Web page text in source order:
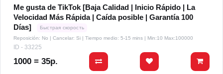
Me gusta de TikTok [Baja Calidad | Inicio Rápido | La
Velocidad Más Rápida | Caída posible | Garantía 100
Días]
Быстрая скорость
Reposición: No | Cancelar: Si | Tiempo medio: 5-15 mins | Min:10 Max:100000
ID - 33225
1000 = 35р.